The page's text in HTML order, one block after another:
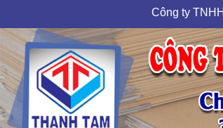
to
content
Công ty TNHH Sản Xuất -